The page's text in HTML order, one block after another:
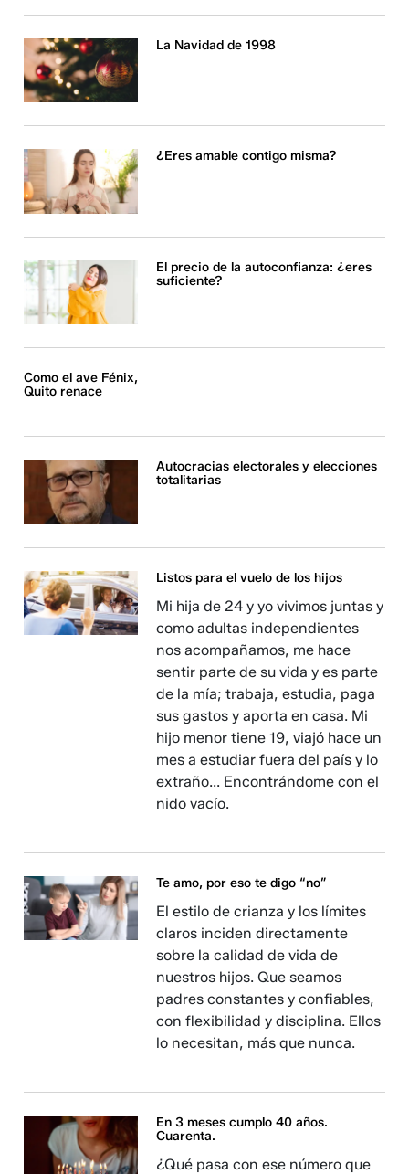
La Navidad de 1998
¿Eres amable contigo misma?
El precio de la autoconfianza: ¿eres
suficiente?
Como el ave Fénix,
Quito renace
Autocracias electorales y elecciones
totalitarias
Listos para el vuelo de los hijos
Mi hija de 24 y yo vivimos juntas y
como adultas independientes
nos acompañamos, me hace
sentir parte de su vida y es parte
de la mía; trabaja, estudia, paga
sus gastos y aporta en casa. Mi
hijo menor tiene 19, viajó hace un
mes a estudiar fuera del país y lo
extraño... Encontrándome con el
nido vacío.
Te amo, por eso te digo “no”
El estilo de crianza y los límites
claros inciden directamente
sobre la calidad de vida de
nuestros hijos. Que seamos
padres constantes y confiables,
con flexibilidad y disciplina. Ellos
lo necesitan, más que nunca.
En 3 meses cumplo 40 años.
Cuarenta.
¿Qué pasa con ese número que